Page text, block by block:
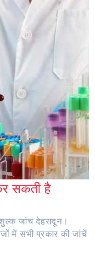
सकती है
जांच देहरादून।
में सभी प्रकार की जांचें